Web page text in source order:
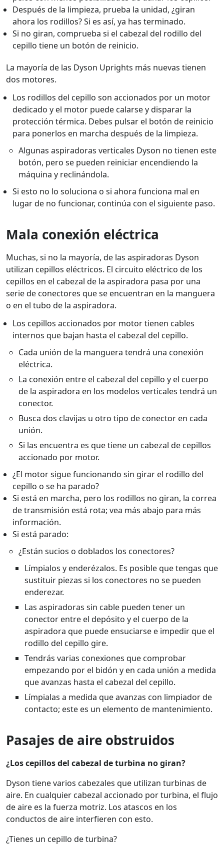
Después de la limpieza, prueba la unidad, ¿giran
ahora los rodillos? Si es así, ya has terminado.
Si no giran, comprueba si el cabezal del rodillo del
cepillo tiene un botón de reinicio.
La mayoría de las Dyson Uprights más nuevas tienen
dos motores.
Los rodillos del cepillo son accionados por un motor
dedicado y el motor puede calarse y disparar la
protección térmica. Debes pulsar el botón de reinicio
para ponerlos en marcha después de la limpieza.
Algunas aspiradoras verticales Dyson no tienen este
botón, pero se pueden reiniciar encendiendo la
máquina y reclinándola.
Si esto no lo soluciona o si ahora funciona mal en
lugar de no funcionar, continúa con el siguiente paso.
Mala conexión eléctrica
Muchas, si no la mayoría, de las aspiradoras Dyson
utilizan cepillos eléctricos. El circuito eléctrico de los
cepillos en el cabezal de la aspiradora pasa por una
serie de conectores que se encuentran en la manguera
o en el tubo de la aspiradora.
Los cepillos accionados por motor tienen cables
internos que bajan hasta el cabezal del cepillo.
Cada unión de la manguera tendrá una conexión
eléctrica.
La conexión entre el cabezal del cepillo y el cuerpo
de la aspiradora en los modelos verticales tendrá un
conector.
Busca dos clavijas u otro tipo de conector en cada
unión.
Si las encuentra es que tiene un cabezal de cepillos
accionado por motor.
¿El motor sigue funcionando sin girar el rodillo del
cepillo o se ha parado?
Si está en marcha, pero los rodillos no giran, la correa
de transmisión está rota; vea más abajo para más
información.
Si está parado:
¿Están sucios o doblados los conectores?
Límpialos y enderézalos. Es posible que tengas que
sustituir piezas si los conectores no se pueden
enderezar.
Las aspiradoras sin cable pueden tener un
conector entre el depósito y el cuerpo de la
aspiradora que puede ensuciarse e impedir que el
rodillo del cepillo gire.
Tendrás varias conexiones que comprobar
empezando por el bidón y en cada unión a medida
que avanzas hasta el cabezal del cepillo.
Límpialas a medida que avanzas con limpiador de
contacto; este es un elemento de mantenimiento.
Pasajes de aire obstruidos
¿Los cepillos del cabezal de turbina no giran?
Dyson tiene varios cabezales que utilizan turbinas de
aire. En cualquier cabezal accionado por turbina, el flujo
de aire es la fuerza motriz. Los atascos en los
conductos de aire interfieren con esto.
¿Tienes un cepillo de turbina?